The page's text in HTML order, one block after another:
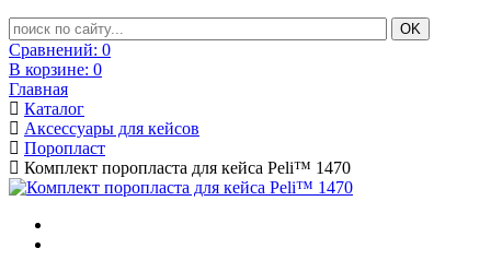
Сравнений: 0
В корзине: 0
Главная
Каталог
Аксессуары для кейсов
Поропласт
Комплект поропласта для кейса Peli™ 1470